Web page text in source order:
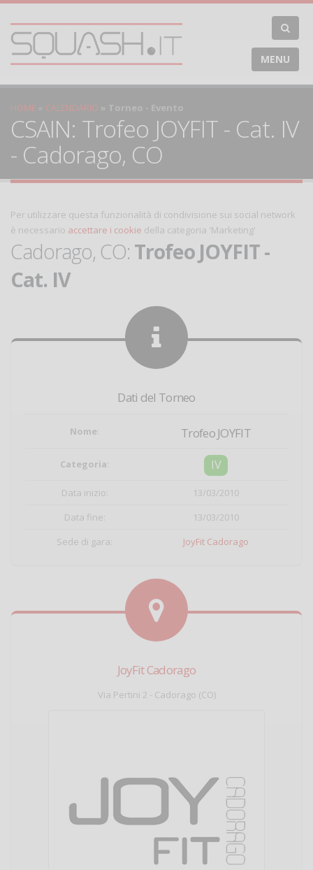
MENU
HOME CALENDARIO Torneo - Evento
CSAIN: Trofeo JOYFIT - Cat. IV
- Cadorago, CO
Per utilizzare questa funzionalità di condivisione sui social network
è necessario accettare i cookie della categoria 'Marketing'
Cadorago, CO: Trofeo JOYFIT -
Cat. IV
Dati del Torneo
Nome: Trofeo JOYFIT
Categoria: IV
Data inizio:
13/03/2010
Data fine:
13/03/2010
Sede di gara:
JoyFit Cadorago
JoyFit Cadorago
Via Pertini 2 - Cadorago (CO)